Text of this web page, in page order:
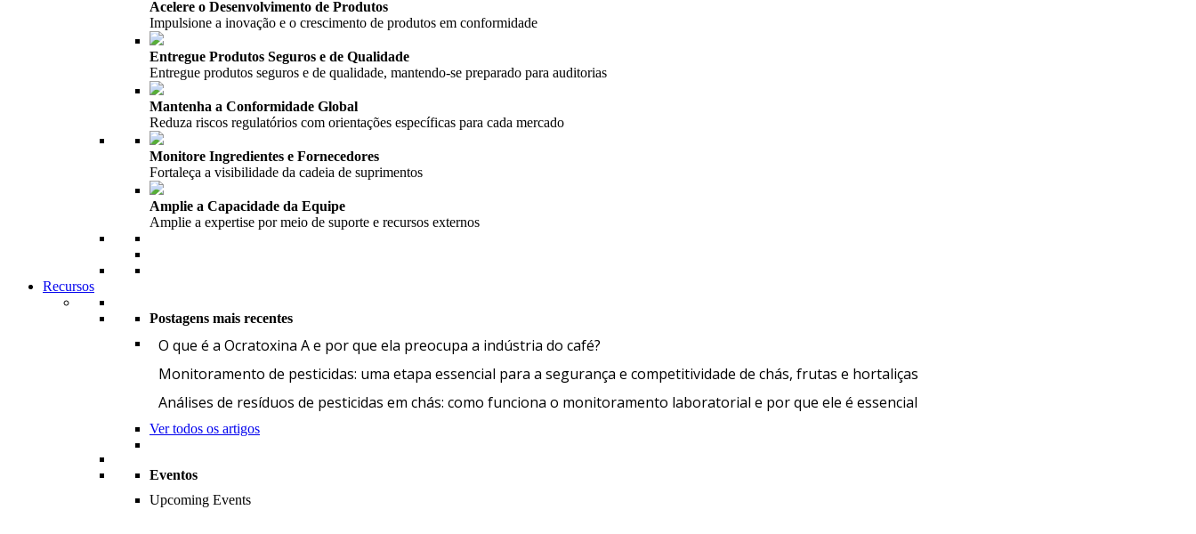
Acelere o Desenvolvimento de Produtos
Impulsione a inovação e o crescimento de produtos em conformidade
Entregue Produtos Seguros e de Qualidade
Entregue produtos seguros e de qualidade, mantendo-se preparado para auditorias
Mantenha a Conformidade Global
Reduza riscos regulatórios com orientações específicas para cada mercado
Monitore Ingredientes e Fornecedores
Fortaleça a visibilidade da cadeia de suprimentos
Amplie a Capacidade da Equipe
Amplie a expertise por meio de suporte e recursos externos
Recursos
Postagens mais recentes
O que é a Ocratoxina A e por que ela preocupa a indústria do café?
Monitoramento de pesticidas: uma etapa essencial para a segurança e competitividade de chás, frutas e hortaliças
Análises de resíduos de pesticidas em chás: como funciona o monitoramento laboratorial e por que ele é essencial
Ver todos os artigos
Eventos
Upcoming Events